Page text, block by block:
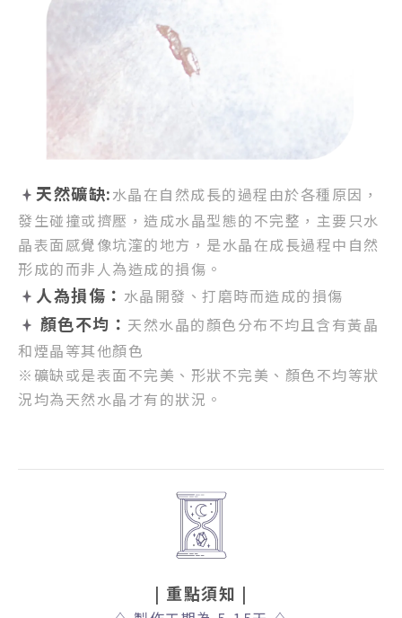
天然礦缺:水晶在自然成長的過程由於各種原因，
發生碰撞或擠壓， 造成水晶型態的不完整， 主要只水
晶表面感覺像坑漥的地方， 是水晶在成長過程中自然
形成的而非人為造成的損傷。
人為損傷： 水晶開發、打磨時而造成的損傷
顏色不均： 天然水晶的顏色分布不均且含有黃晶
和煙晶等其他顏色
※礦缺或是表面不完美、形狀不完美、顏色不均等狀
況均為天然水晶才有的狀況。
| 重點須知 |